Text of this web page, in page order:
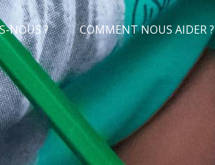
NOUS ? COMMENT NOUS AIDER ?